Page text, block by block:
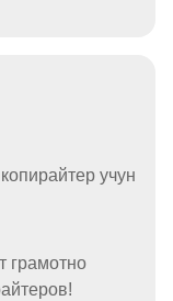
учун
грамотно